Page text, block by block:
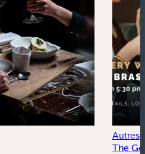
Autres
The